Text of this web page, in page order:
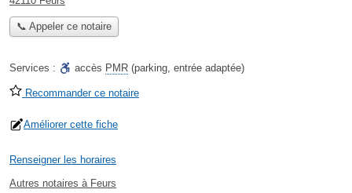
📞 Appeler ce notaire
Services : accès PMR (parking, entrée adaptée)
Recommander ce notaire
Améliorer cette fiche
Renseigner les horaires
Autres notaires à Feurs